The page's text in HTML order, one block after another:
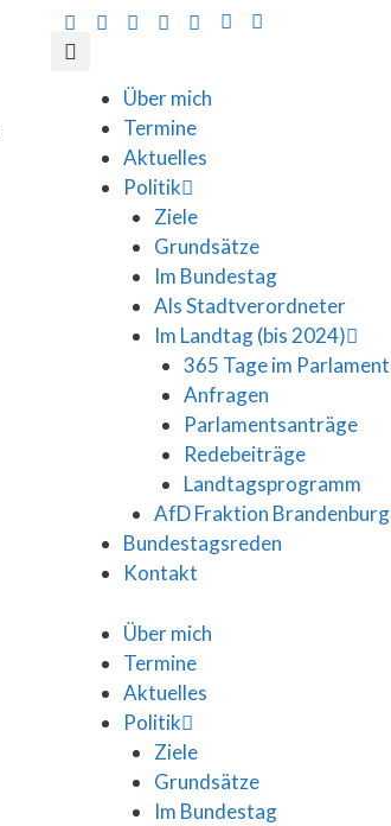
Über mich
Termine
Aktuelles
Politik
Ziele
Grundsätze
Im Bundestag
Als Stadtverordneter
Im Landtag (bis 2024)
365 Tage im Parlament
Anfragen
Parlamentsanträge
Redebeiträge
Landtagsprogramm
AfD Fraktion Brandenburg
Bundestagsreden
Kontakt
Über mich
Termine
Aktuelles
Politik
Ziele
Grundsätze
Im Bundestag